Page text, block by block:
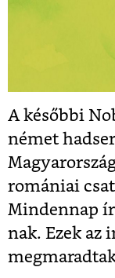
A későbbi
német
romániai
Mindennap
nak. Ezek az